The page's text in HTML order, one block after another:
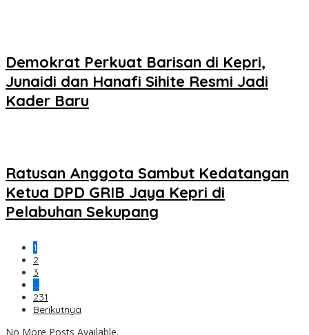
Demokrat Perkuat Barisan di Kepri,
Junaidi dan Hanafi Sihite Resmi Jadi
Kader Baru
Ratusan Anggota Sambut Kedatangan
Ketua DPD GRIB Jaya Kepri di
Pelabuhan Sekupang
1
2
3
…
231
Berikutnya
No More Posts Available.